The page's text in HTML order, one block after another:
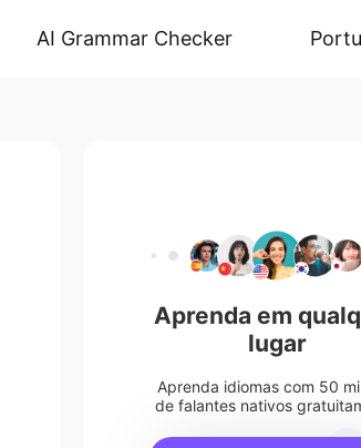
AI Grammar Checker
Aprenda em
lugar
Aprenda idiomas com 50
de falantes nativos